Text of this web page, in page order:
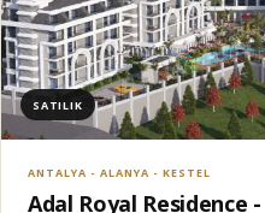
SATILIK
ANTALYA - ALANYA - KESTEL
Adal Royal Residence